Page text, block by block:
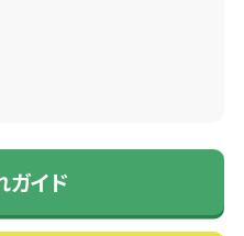
ガイド